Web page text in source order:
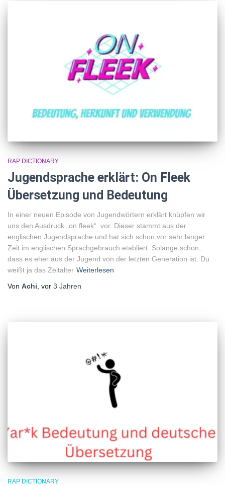
RAP DICTIONARY
Jugendsprache erklärt: On Fleek
Übersetzung und Bedeutung
In einer neuen Episode von Jugendwörtern erklärt knüpfen wir
uns den Ausdruck „on fleek“ vor. Dieser stammt aus der
englischen Jugendsprache und hat sich schon vor sehr langer
Zeit im englischen Sprachgebrauch etabliert. Solange schon,
dass es eher aus der Jugend von der letzten Generation ist. Du
weißt ja das Zeitalter Weiterlesen
Von Achi , vor 3 Jahren
RAP DICTIONARY